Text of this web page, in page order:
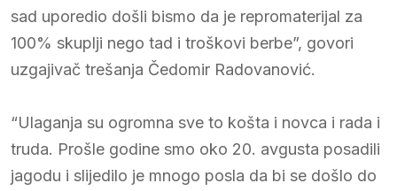
sad uporedio došli bismo da je repromaterijal za
100% skuplji nego tad i troškovi berbe”, govori
uzgajivač trešanja Čedomir Radovanović.
“Ulaganja su ogromna sve to košta i novca i rada i
truda. Prošle godine smo oko 20. avgusta posadili
jagodu i slijedilo je mnogo posla da bi se došlo do